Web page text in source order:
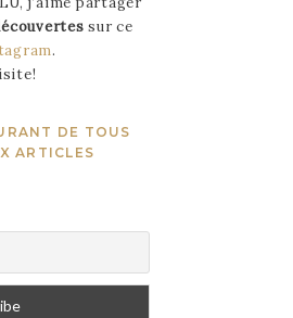
sur ce
.
DE TOUS
ARTICLES